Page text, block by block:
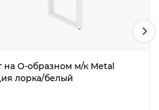
на О-образном м/к Metal
лорка/белый